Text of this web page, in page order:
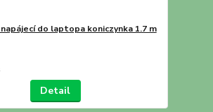
do laptopa koniczynka 1.7 m
Detail